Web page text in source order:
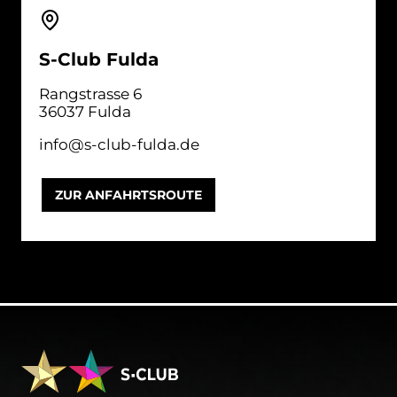
S-Club Fulda
Rangstrasse 6
36037 Fulda
info@s-club-fulda.de
ZUR ANFAHRTSROUTE